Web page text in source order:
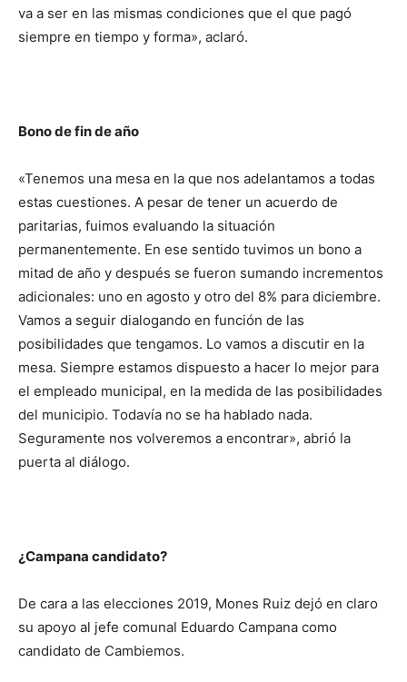
va a ser en las mismas condiciones que el que pagó
siempre en tiempo y forma», aclaró.
Bono de fin de año
«Tenemos una mesa en la que nos adelantamos a todas
estas cuestiones. A pesar de tener un acuerdo de
paritarias, fuimos evaluando la situación
permanentemente. En ese sentido tuvimos un bono a
mitad de año y después se fueron sumando incrementos
adicionales: uno en agosto y otro del 8% para diciembre.
Vamos a seguir dialogando en función de las
posibilidades que tengamos. Lo vamos a discutir en la
mesa. Siempre estamos dispuesto a hacer lo mejor para
el empleado municipal, en la medida de las posibilidades
del municipio. Todavía no se ha hablado nada.
Seguramente nos volveremos a encontrar», abrió la
puerta al diálogo.
¿Campana candidato?
De cara a las elecciones 2019, Mones Ruiz dejó en claro
su apoyo al jefe comunal Eduardo Campana como
candidato de Cambiemos.